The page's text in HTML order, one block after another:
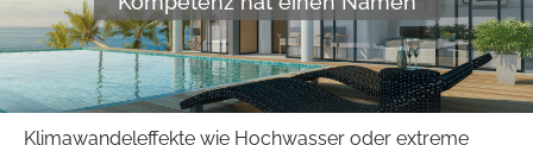
Klimawandeleffekte wie Hochwasser oder extreme